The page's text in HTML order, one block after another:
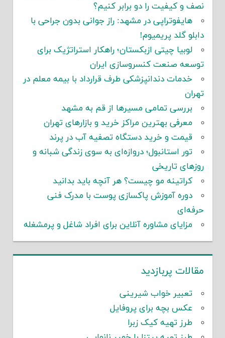
نصف و کیفیت را دو برابر کنیم؟
هایفوتراپی در مشهد: راز جوانی بدون جراحی با
دابلو گلد پریمیوم!
لوبیا چیتی ازبکستان؛ راهکار استراتژیک برای
توسعه صنعت کنسروسازی ایران
خدمات دندانپزشکی طرف قرارداد با بیمه معلم در
تهران
بررسی تمامی مسیرها از قم به مشهد
معرفی بهترین مراکز خرید و بازارهای تهران
قیمت و خرید دستگاه تصفیه آب در پرند
تور استانبول؛ دروازه‌ای به سوی زندگی شبانه و
روزهای تاریخی
کراتینه مو چیست؟ هر آنچه باید بدانید
دوره آموزش پاکسازی پوست با مدرک فنی
حرفه‌ای
مزایای مشاوره آنلاین برای افراد شاغل و پرمشغله
مقالات پربازدید
تعبیر خواب شیرینی
عکس بچه برای پروفایل
طرز تهیه کیک زبرا